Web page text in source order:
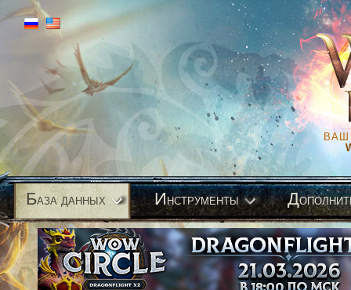
ВАШ
База данных Инструменты Д